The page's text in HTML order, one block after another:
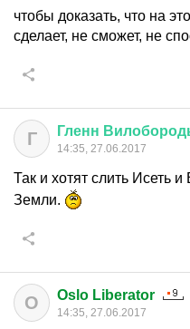
чтобы доказать, что на
сделает, не сможет, не
Г Гленн
14:35, 27.06.2017
Так и хотят слить Исеть
Земли.
O Oslo Liberator
14:35, 27.06.2017